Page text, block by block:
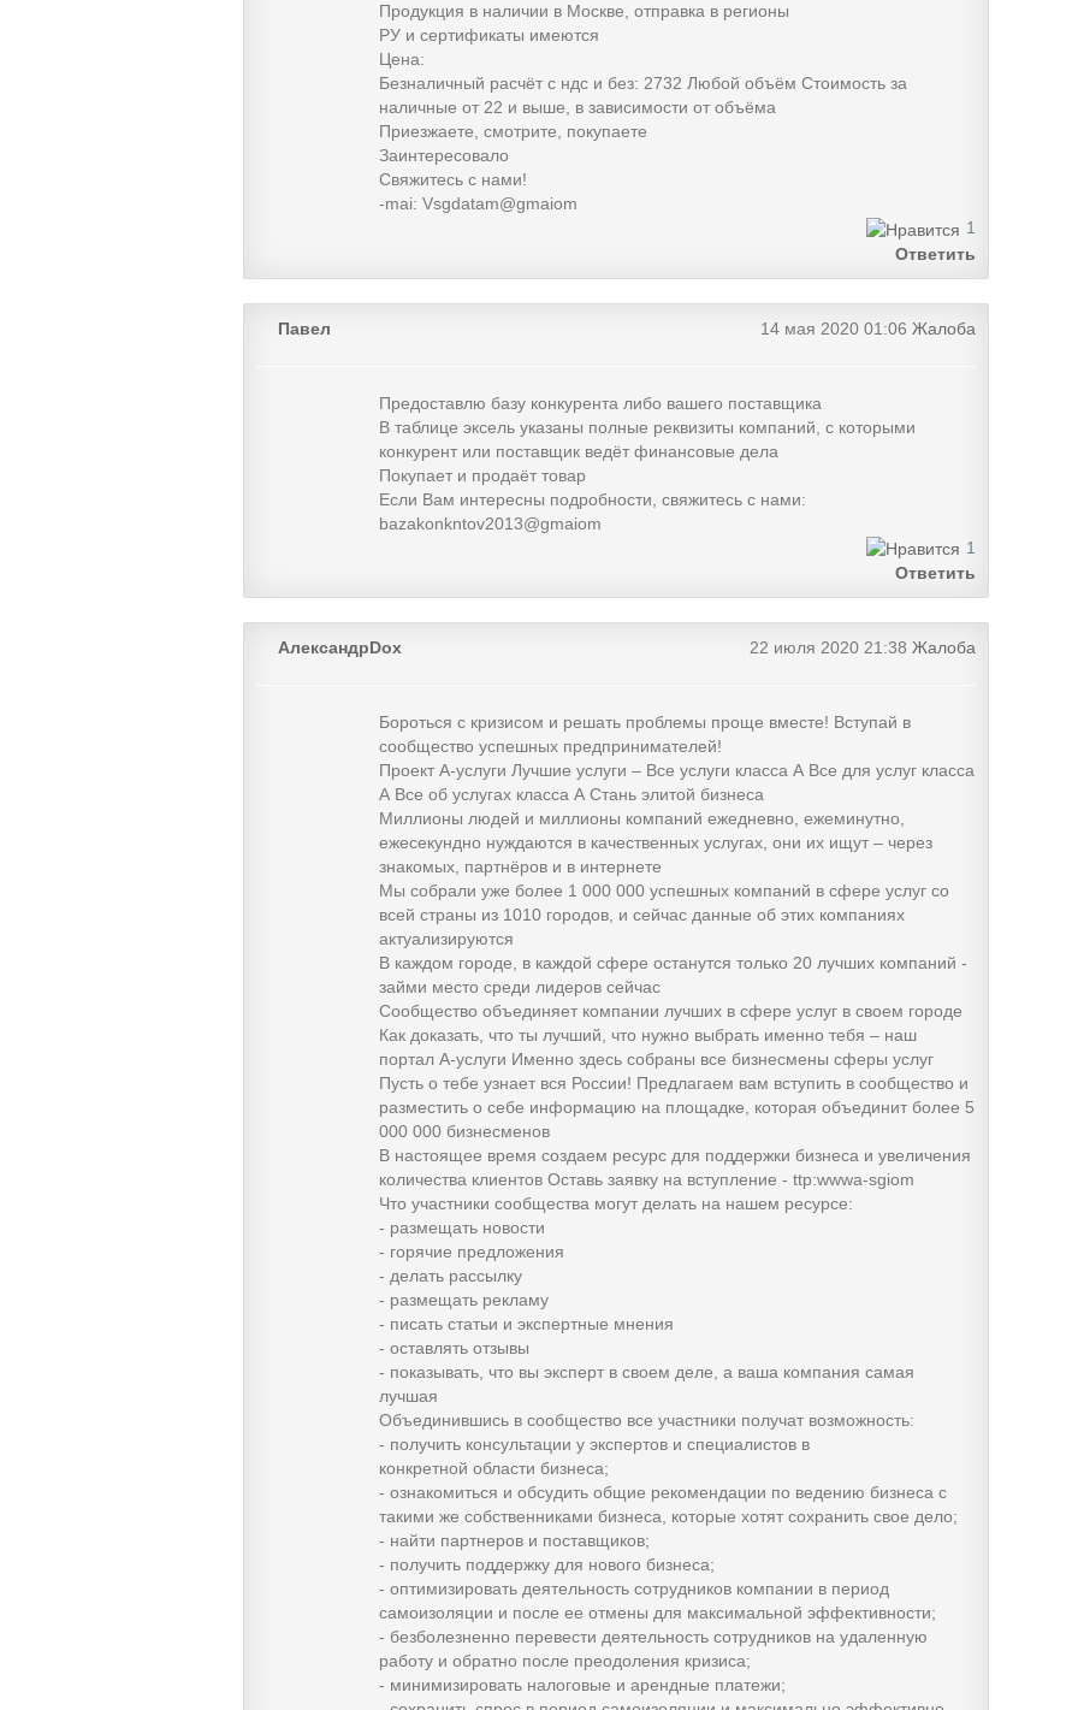
Продукция в наличии в Москве, отправка в регионы
РУ и сертификаты имеются
Цена:
Безналичный расчёт с ндс и без: 2732 Любой объём Стоимость за
наличные от 22 и выше, в зависимости от объёма
Приезжаете, смотрите, покупаете
Заинтересовало
Свяжитесь с нами!
-mai: Vsgdatam@gmaiom
1
Ответить
Павел 14 мая 2020 01:06 Жалоба
Предоставлю базу конкурента либо вашего поставщика
В таблице эксель указаны полные реквизиты компаний, с которыми
конкурент или поставщик ведёт финансовые дела
Покупает и продаёт товар
Если Вам интересны подробности, свяжитесь с нами:
bazakonkntov2013@gmaiom
1
Ответить
АлександрDox 22 июля 2020 21:38 Жалоба
Бороться с кризисом и решать проблемы проще вместе! Вступай в
сообщество успешных предпринимателей!
Проект А-услуги Лучшие услуги – Все услуги класса А Все для услуг класса
А Все об услугах класса А Стань элитой бизнеса
Миллионы людей и миллионы компаний ежедневно, ежеминутно,
ежесекундно нуждаются в качественных услугах, они их ищут – через
знакомых, партнёров и в интернете
Мы собрали уже более 1 000 000 успешных компаний в сфере услуг со
всей страны из 1010 городов, и сейчас данные об этих компаниях
актуализируются
В каждом городе, в каждой сфере останутся только 20 лучших компаний -
займи место среди лидеров сейчас
Сообщество объединяет компании лучших в сфере услуг в своем городе
Как доказать, что ты лучший, что нужно выбрать именно тебя – наш
портал А-услуги Именно здесь собраны все бизнесмены сферы услуг
Пусть о тебе узнает вся России! Предлагаем вам вступить в сообщество и
разместить о себе информацию на площадке, которая объединит более 5
000 000 бизнесменов
В настоящее время создаем ресурс для поддержки бизнеса и увеличения
количества клиентов Оставь заявку на вступление - ttp:wwwa-sgiom
Что участники сообщества могут делать на нашем ресурсе:
- размещать новости
- горячие предложения
- делать рассылку
- размещать рекламу
- писать статьи и экспертные мнения
- оставлять отзывы
- показывать, что вы эксперт в своем деле, а ваша компания самая
лучшая
Объединившись в сообщество все участники получат возможность:
- получить консультации у экспертов и специалистов в
конкретной области бизнеса;
- ознакомиться и обсудить общие рекомендации по ведению бизнеса с
такими же собственниками бизнеса, которые хотят сохранить свое дело;
- найти партнеров и поставщиков;
- получить поддержку для нового бизнеса;
- оптимизировать деятельность сотрудников компании в период
самоизоляции и после ее отмены для максимальной эффективности;
- безболезненно перевести деятельность сотрудников на удаленную
работу и обратно после преодоления кризиса;
- минимизировать налоговые и арендные платежи;